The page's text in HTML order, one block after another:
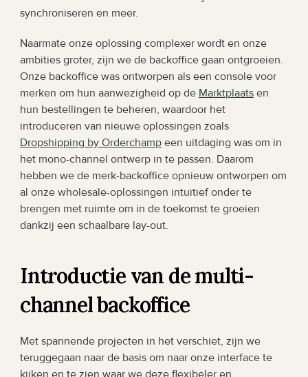
synchroniseren en meer.
Naarmate onze oplossing complexer wordt en onze
ambities groter, zijn we de backoffice gaan ontgroeien.
Onze backoffice was ontworpen als een console voor
merken om hun aanwezigheid op de Marktplaats en
hun bestellingen te beheren, waardoor het
Dropshipping by Orderchamp een uitdaging was om in
het mono-channel ontwerp in te passen. Daarom
hebben we de merk-backoffice opnieuw ontworpen om
al onze wholesale-oplossingen intuïtief onder te
brengen met ruimte om in de toekomst te groeien
dankzij een schaalbare lay-out.
Introductie van de multi-
channel backoffice
Met spannende projecten in het verschiet, zijn we
teruggegaan naar de basis om naar onze interface te